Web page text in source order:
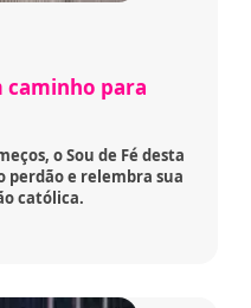
caminho para
o Sou de Fé desta
perdão e relembra sua
católica.